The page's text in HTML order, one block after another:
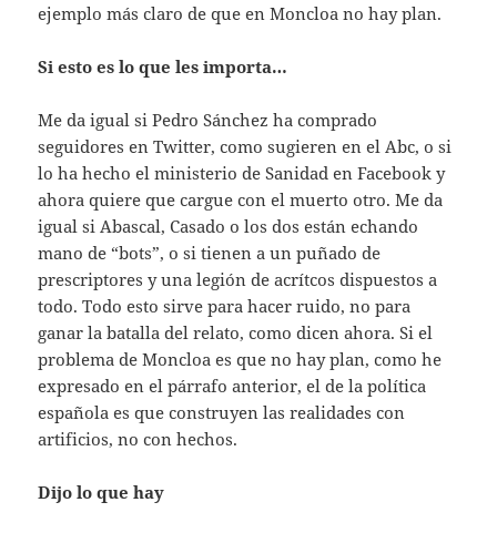
ejemplo más claro de que en Moncloa no hay plan.
Si esto es lo que les importa…
Me da igual si Pedro Sánchez ha comprado
seguidores en Twitter, como sugieren en el Abc, o si
lo ha hecho el ministerio de Sanidad en Facebook y
ahora quiere que cargue con el muerto otro. Me da
igual si Abascal, Casado o los dos están echando
mano de “bots”, o si tienen a un puñado de
prescriptores y una legión de acrítcos dispuestos a
todo. Todo esto sirve para hacer ruido, no para
ganar la batalla del relato, como dicen ahora. Si el
problema de Moncloa es que no hay plan, como he
expresado en el párrafo anterior, el de la política
española es que construyen las realidades con
artificios, no con hechos.
Dijo lo que hay